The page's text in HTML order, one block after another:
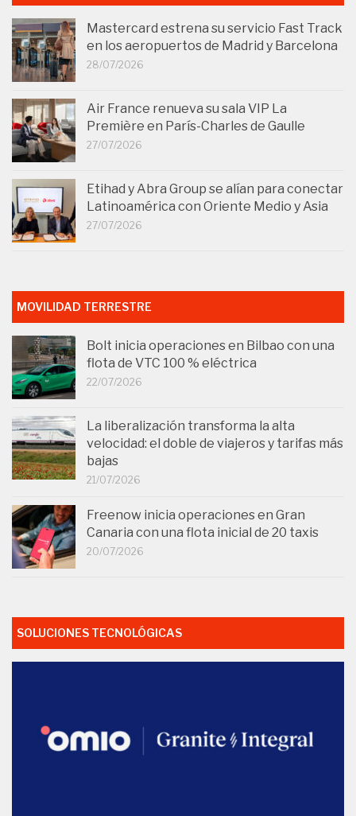
Mastercard estrena su servicio Fast Track
en los aeropuertos de Madrid y Barcelona
28/07/2026
Air France renueva su sala VIP La
Première en París-Charles de Gaulle
27/07/2026
Etihad y Abra Group se alían para conectar
Latinoamérica con Oriente Medio y Asia
27/07/2026
MOVILIDAD TERRESTRE
Bolt inicia operaciones en Bilbao con una
flota de VTC 100 % eléctrica
22/07/2026
La liberalización transforma la alta
velocidad: el doble de viajeros y tarifas más
bajas
21/07/2026
Freenow inicia operaciones en Gran
Canaria con una flota inicial de 20 taxis
20/07/2026
SOLUCIONES TECNOLÓGICAS